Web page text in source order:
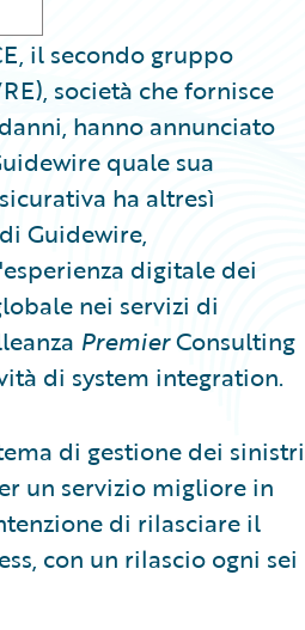
il secondo gruppo
società che fornisce
hanno annunciato
quale sua
ha altresì
Guidewire,
digitale dei
nei servizi di
PremierConsulting
di system integration.
di gestione dei sinistri
un servizio migliore in
di rilasciare il
con un rilascio ogni sei